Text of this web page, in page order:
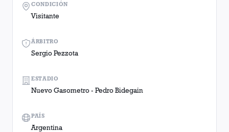
ÁRBITRO
Sergio Pezzota
CONDICIÓN
Visitante
ESTADIO
Nuevo Gasometro - Pedro Bidegain
PAÍS
Argentina